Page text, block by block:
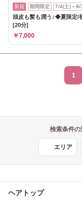
新規 期間限定 7/4(土)～9/
頭皮も髪も潤う♪◆夏限定/
[20分]
￥7,000
1
検索条件
エリア
ヘアトップ